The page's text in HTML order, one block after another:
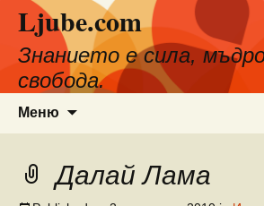
съдържанието
Ljube.com
Знанието е сила,
свобода.
Меню
Далай Лама